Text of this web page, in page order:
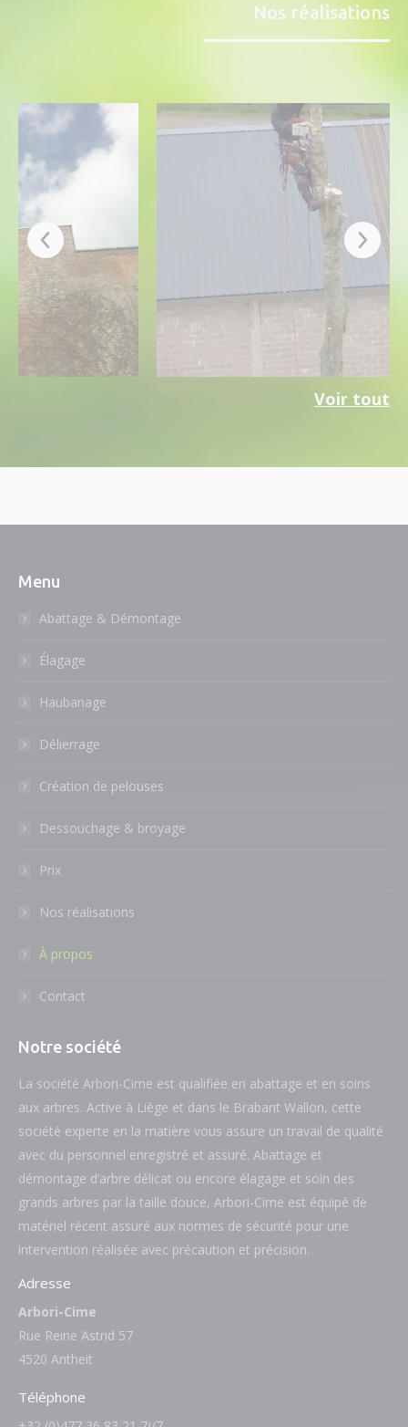
Nos réalisations
Voir tout
Menu
Abattage & Démontage
Élagage
Haubanage
Délierrage
Création de pelouses
Dessouchage & broyage
Prix
Nos réalisations
À propos
Contact
Notre société
La société Arbori-Cime est qualifiée en abattage et en soins
aux arbres. Active à Liège et dans le Brabant Wallon, cette
société experte en la matière vous assure un travail de qualité
avec du personnel enregistré et assuré. Abattage et
démontage d’arbre délicat ou encore élagage et soin des
grands arbres par la taille douce, Arbori-Cime est équipé de
matériel récent assuré aux normes de sécurité pour une
intervention réalisée avec précaution et précision.
Adresse
Arbori-Cime
Rue Reine Astrid 57
4520 Antheit
Téléphone